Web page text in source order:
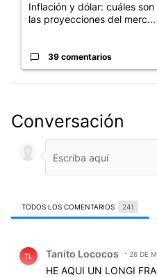
Inflación y dólar: cuáles son
las proyecciones del merc...
39 comentarios
Conversación
TODOS LOS COMENTARIOS 241
TL Tanito Lococos 26 DE
HE AQUI UN LONGI